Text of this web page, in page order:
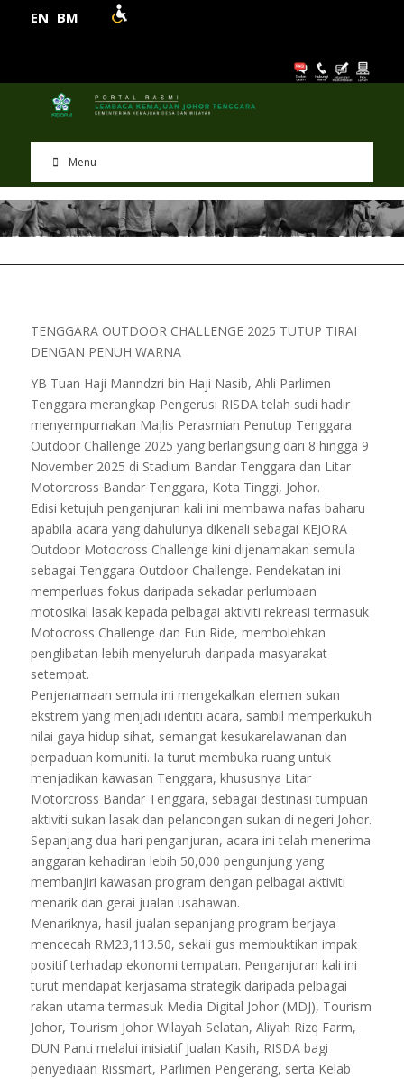
EN BM
Menu
TENGGARA OUTDOOR CHALLENGE 2025 TUTUP TIRAI
DENGAN PENUH WARNA
YB Tuan Haji Manndzri bin Haji Nasib, Ahli Parlimen
Tenggara merangkap Pengerusi RISDA telah sudi hadir
menyempurnakan Majlis Perasmian Penutup Tenggara
Outdoor Challenge 2025 yang berlangsung dari 8 hingga 9
November 2025 di Stadium Bandar Tenggara dan Litar
Motorcross Bandar Tenggara, Kota Tinggi, Johor.
Edisi ketujuh penganjuran kali ini membawa nafas baharu
apabila acara yang dahulunya dikenali sebagai KEJORA
Outdoor Motocross Challenge kini dijenamakan semula
sebagai Tenggara Outdoor Challenge. Pendekatan ini
memperluas fokus daripada sekadar perlumbaan
motosikal lasak kepada pelbagai aktiviti rekreasi termasuk
Motocross Challenge dan Fun Ride, membolehkan
penglibatan lebih menyeluruh daripada masyarakat
setempat.
Penjenamaan semula ini mengekalkan elemen sukan
ekstrem yang menjadi identiti acara, sambil memperkukuh
nilai gaya hidup sihat, semangat kesukarelawanan dan
perpaduan komuniti. Ia turut membuka ruang untuk
menjadikan kawasan Tenggara, khususnya Litar
Motorcross Bandar Tenggara, sebagai destinasi tumpuan
aktiviti sukan lasak dan pelancongan sukan di negeri Johor.
Sepanjang dua hari penganjuran, acara ini telah menerima
anggaran kehadiran lebih 50,000 pengunjung yang
membanjiri kawasan program dengan pelbagai aktiviti
menarik dan gerai jualan usahawan.
Menariknya, hasil jualan sepanjang program berjaya
mencecah RM23,113.50, sekali gus membuktikan impak
positif terhadap ekonomi tempatan. Penganjuran kali ini
turut mendapat kerjasama strategik daripada pelbagai
rakan utama termasuk Media Digital Johor (MDJ), Tourism
Johor, Tourism Johor Wilayah Selatan, Aliyah Rizq Farm,
DUN Panti melalui inisiatif Jualan Kasih, RISDA bagi
penyediaan Rissmart, Parlimen Pengerang, serta Kelab